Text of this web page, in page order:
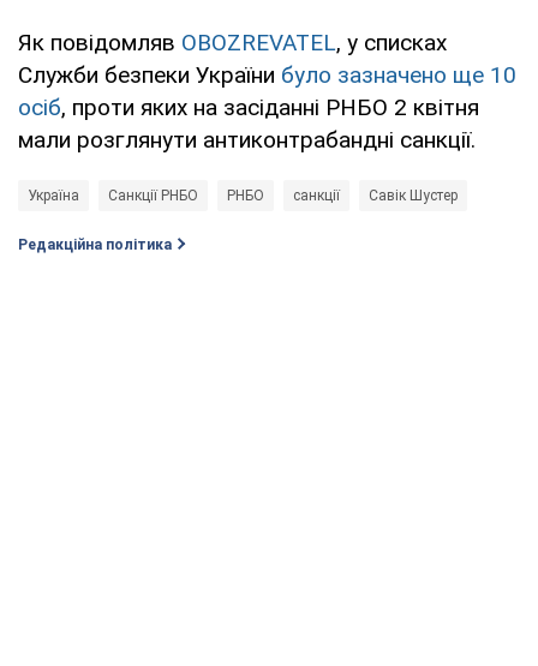
Як повідомляв OBOZREVATEL, у списках
Служби безпеки України було зазначено ще 10
осіб, проти яких на засіданні РНБО 2 квітня
мали розглянути антиконтрабандні санкції.
Україна Санкції РНБО РНБО санкції Савік Шустер
Редакційна політика